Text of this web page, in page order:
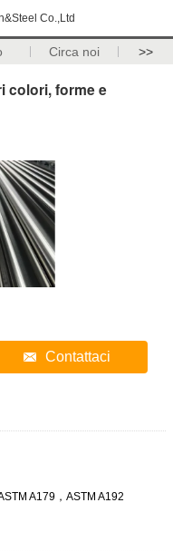
Co.,Ltd
Circa noi >>
colori, forme e
Contattaci
A179，ASTM A192